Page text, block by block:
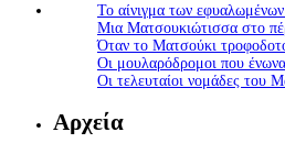
Το αίνιγμα των
Μια Ματσουκιώτισσα στο
Όταν το Ματσούκι
Οι μουλαρόδρομοι που
Οι τελευταίοι νομάδες του
Αρχεία